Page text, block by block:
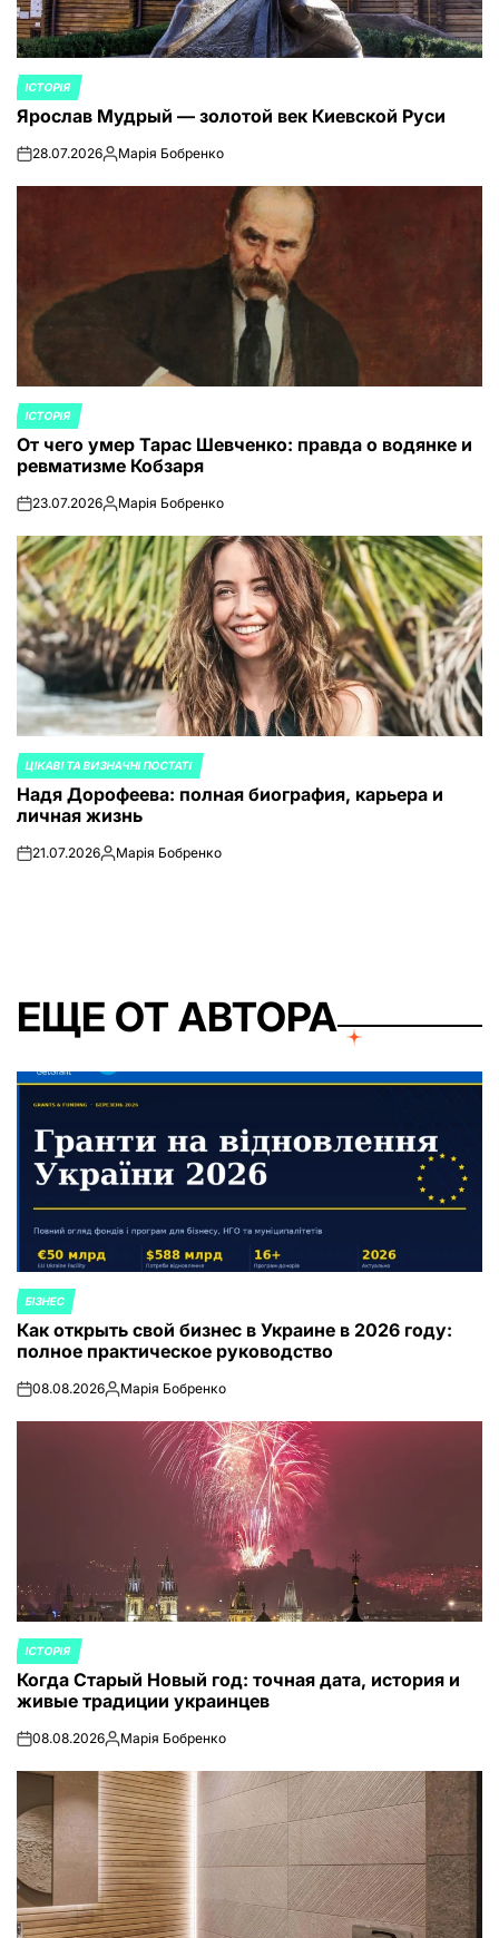
ОПУБЛИКОВАНО
В
ІСТОРІЯ
Ярослав Мудрый — золотой век Киевской Руси
on28.07.2026Запись
Марія Бобренко
ОПУБЛИКОВАНО
В
ІСТОРІЯ
От чего умер Тарас Шевченко: правда о водянке и
ревматизме Кобзаря
on23.07.2026Запись
Марія Бобренко
ОПУБЛИКОВАНО
В
ЦІКАВІ ТА ВИЗНАЧНІ ПОСТАТІ
Надя Дорофеева: полная биография, карьера и
личная жизнь
on21.07.2026Запись
Марія Бобренко
ЕЩЕ ОТ АВТОРА
ОПУБЛИКОВАНО
В
БІЗНЕС
Как открыть свой бизнес в Украине в 2026 году:
полное практическое руководство
on08.08.2026Запись
Марія Бобренко
ОПУБЛИКОВАНО
В
ІСТОРІЯ
Когда Старый Новый год: точная дата, история и
живые традиции украинцев
on08.08.2026Запись
Марія Бобренко